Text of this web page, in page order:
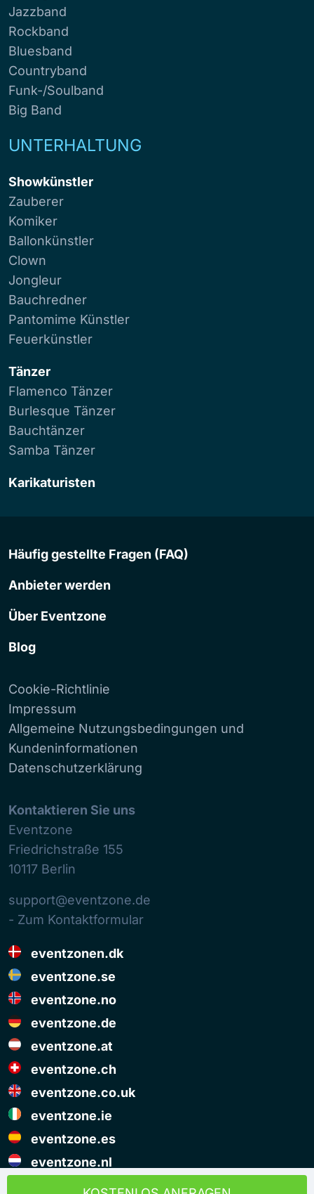
Jazzband
Rockband
Bluesband
Countryband
Funk-/Soulband
Big Band
UNTERHALTUNG
Showkünstler
Zauberer
Komiker
Ballonkünstler
Clown
Jongleur
Bauchredner
Pantomime Künstler
Feuerkünstler
Tänzer
Flamenco Tänzer
Burlesque Tänzer
Bauchtänzer
Samba Tänzer
Karikaturisten
Häufig gestellte Fragen (FAQ)
Anbieter werden
Über Eventzone
Blog
Cookie-Richtlinie
Impressum
Allgemeine Nutzungsbedingungen und
Kundeninformationen
Datenschutzerklärung
Kontaktieren Sie uns
Eventzone
Friedrichstraße 155
10117 Berlin
support@eventzone.de
- Zum Kontaktformular
eventzonen.dk
eventzone.se
eventzone.no
eventzone.de
eventzone.at
eventzone.ch
eventzone.co.uk
eventzone.ie
eventzone.es
eventzone.nl